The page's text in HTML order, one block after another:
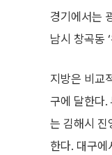
경기에서는
남시 창곡동
지방은 비교
구에 달한다.
는 김해시 진
한다. 대구